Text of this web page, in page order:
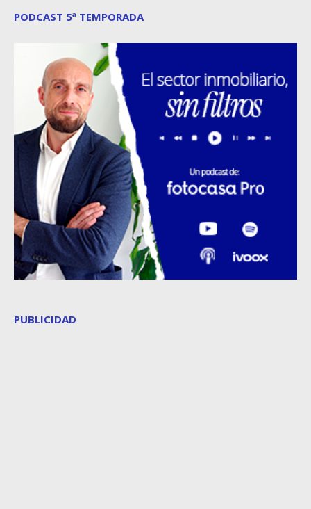
PODCAST 5ª TEMPORADA
PUBLICIDAD